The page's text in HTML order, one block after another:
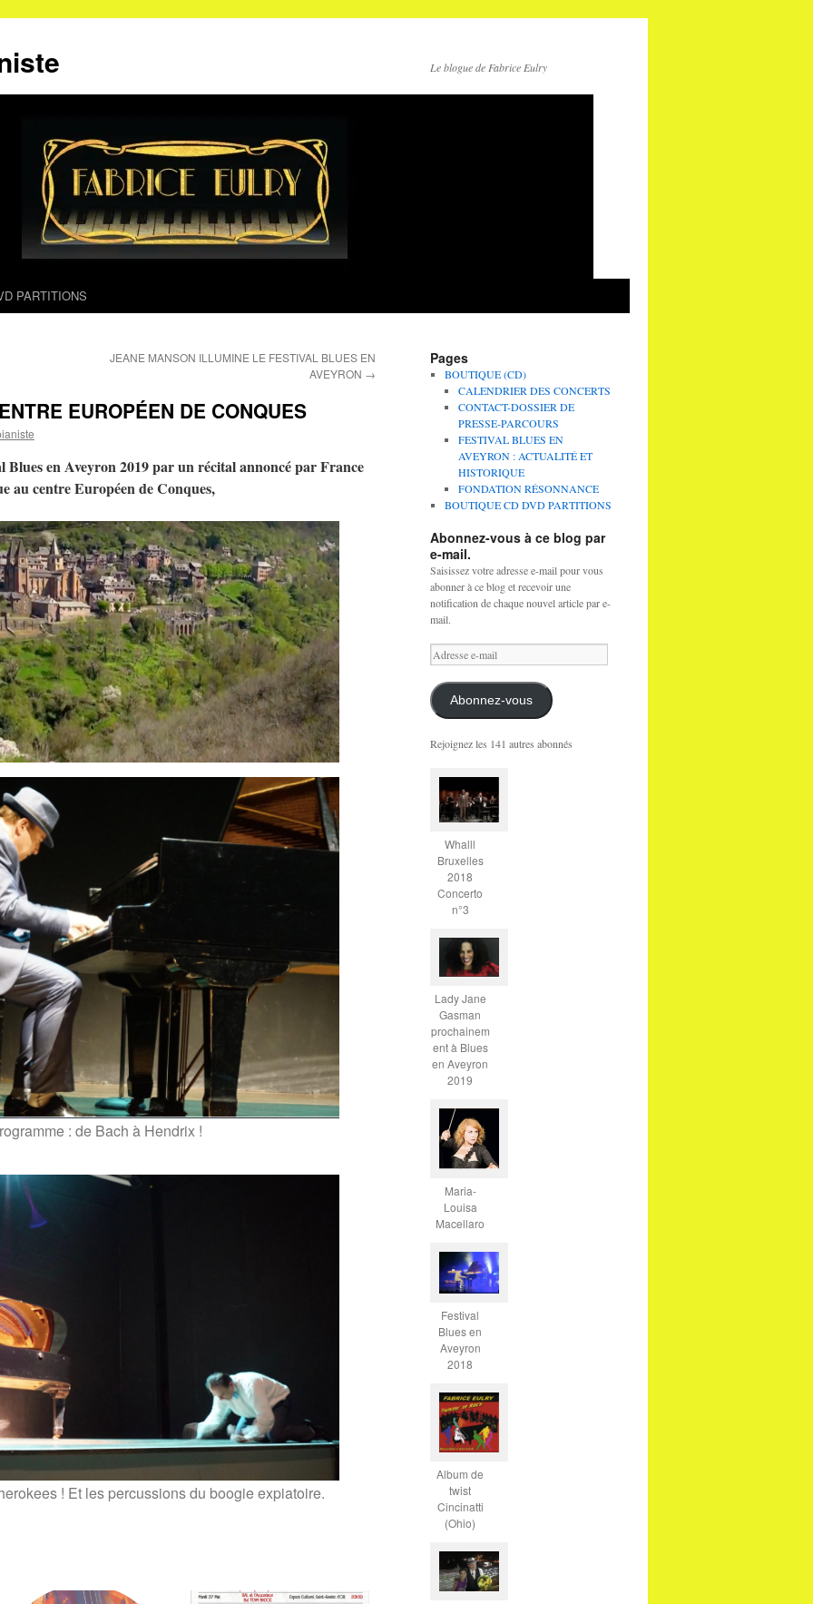
Le blogue de Fabrice Eulry
PARTITIONS
JEANE MANSON ILLUMINE LE FESTIVAL BLUES EN
AVEYRON →
EUROPÉEN DE CONQUES
en Aveyron 2019 par un récital annoncé par France
au centre Européen de Conques,
: de Bach à Hendrix !
! Et les percussions du boogie expiatoire.
Pages
BOUTIQUE (CD)
CALENDRIER DES CONCERTS
CONTACT-DOSSIER DE
PRESSE-PARCOURS
FESTIVAL BLUES EN
AVEYRON : ACTUALITÉ ET
HISTORIQUE
FONDATION RÉSONNANCE
BOUTIQUE CD DVD PARTITIONS
Abonnez-vous à ce blog par
e-mail.
Saisissez votre adresse e-mail pour vous
abonner à ce blog et recevoir une
notification de chaque nouvel article par e-
mail.
Adresse
e-
mail
Abonnez-vous
Rejoignez les 141 autres abonnés
Whalll
Bruxelles
2018
Concerto
n°3
Lady Jane
Gasman
prochainem
ent à Blues
en Aveyron
2019
Maria-
Louisa
Macellaro
Festival
Blues en
Aveyron
2018
Album de
twist
Cincinatti
(Ohio)